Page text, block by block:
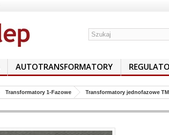
AUTOTRANSFORMATORY
Transformatory 1-Fazowe Transformatory jednofazowe